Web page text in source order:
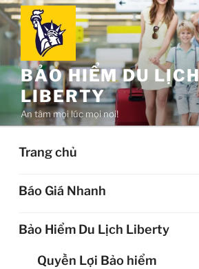
Chuyển
đến
phần
dungBẢO HIỂM DU LỊCH
LIBERTY
An tâm mọi lúc mọi nơi!
Trang chủ
Báo Giá Nhanh
Bảo Hiểm Du Lịch Liberty
Quyền Lợi Bảo hiểm